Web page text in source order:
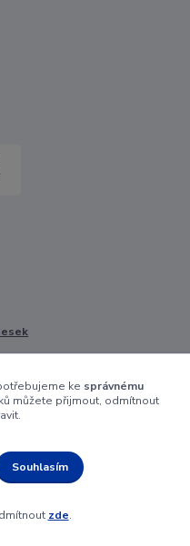
pořad
ke správnému
můžete přijmout, odmítnout
Souhlasím
zde.